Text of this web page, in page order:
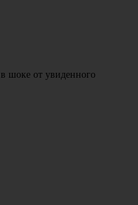
шоке от увиденного